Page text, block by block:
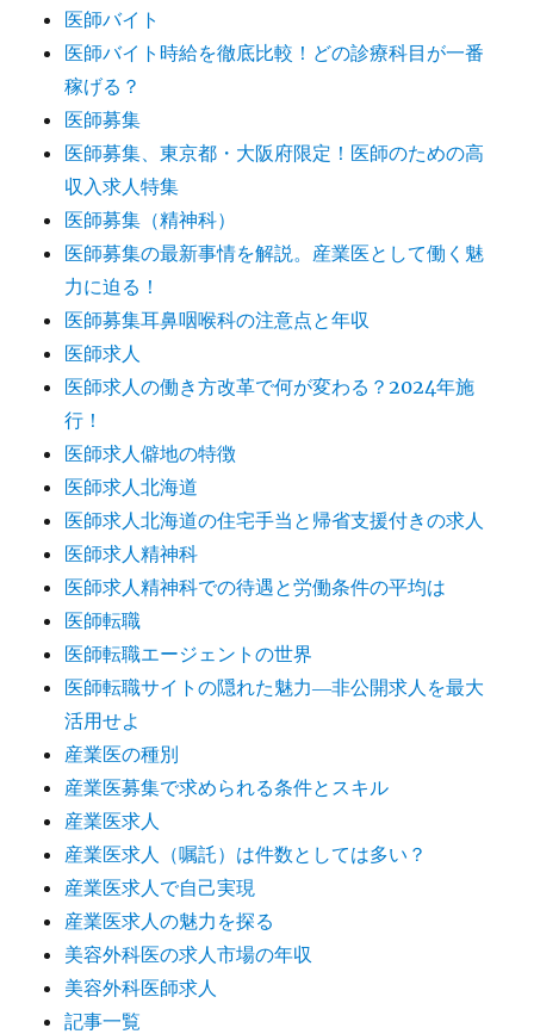
医師バイト
医師バイト時給を徹底比較！どの診療科目が一番
稼げる？
医師募集
医師募集、東京都・大阪府限定！医師のための高
収入求人特集
医師募集（精神科）
医師募集の最新事情を解説。産業医として働く魅
力に迫る！
医師募集耳鼻咽喉科の注意点と年収
医師求人
医師求人の働き方改革で何が変わる？2024年施
行！
医師求人僻地の特徴
医師求人北海道
医師求人北海道の住宅手当と帰省支援付きの求人
医師求人精神科
医師求人精神科での待遇と労働条件の平均は
医師転職
医師転職エージェントの世界
医師転職サイトの隠れた魅力―非公開求人を最大
活用せよ
産業医の種別
産業医募集で求められる条件とスキル
産業医求人
産業医求人（嘱託）は件数としては多い？
産業医求人で自己実現
産業医求人の魅力を探る
美容外科医の求人市場の年収
美容外科医師求人
記事一覧